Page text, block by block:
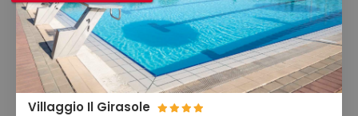
Villaggio Il Girasole